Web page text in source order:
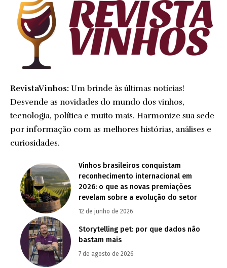
RevistaVinhos: Um brinde às últimas notícias!
Desvende as novidades do mundo dos vinhos,
tecnologia, política e muito mais. Harmonize sua sede
por informação com as melhores histórias, análises e
curiosidades.
Vinhos brasileiros conquistam
reconhecimento internacional em
2026: o que as novas premiações
revelam sobre a evolução do setor
12 de junho de 2026
Storytelling pet: por que dados não
bastam mais
7 de agosto de 2026